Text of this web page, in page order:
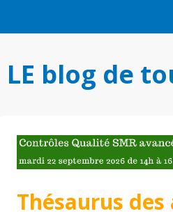
LE blog de
Thésaurus des